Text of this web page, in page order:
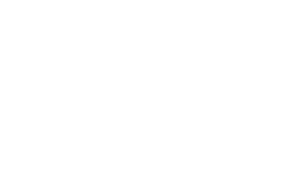
Widerspruchsrecht Gebrauch